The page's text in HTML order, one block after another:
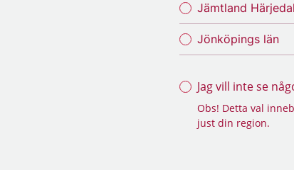
Jämtland
Jönköpings län
Jag vill inte se
Obs! Detta val
just din region.